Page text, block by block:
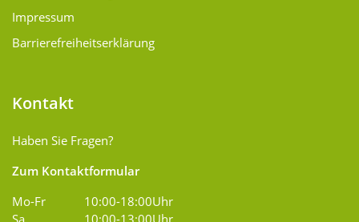
Impressum
Barrierefreiheitserklärung
Kontakt
Haben Sie Fragen?
Zum Kontaktformular
Mo-Fr
10:00-18:00Uhr
Sa
10:00-13:00Uhr